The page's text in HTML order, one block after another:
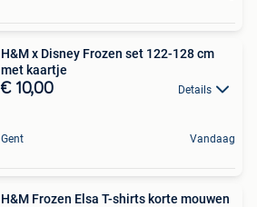
H&M x Disney Frozen set 122-128 cm
met kaartje
€ 10,00 Details
Gent Vandaag
H&M Frozen Elsa T-shirts korte mouwen